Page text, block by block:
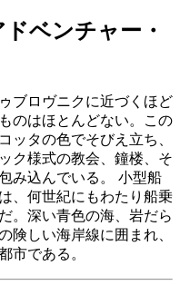
ベンチャー・
ブロヴニクに近づくほど
のはほとんどない。この
ッタの色でそびえ立ち、
ク様式の教会、鐘楼、そ
み込んでいる。 小型船
、何世紀にもわたり船乗
。深い青色の海、岩だら
険しい海岸線に囲まれ、
市である。